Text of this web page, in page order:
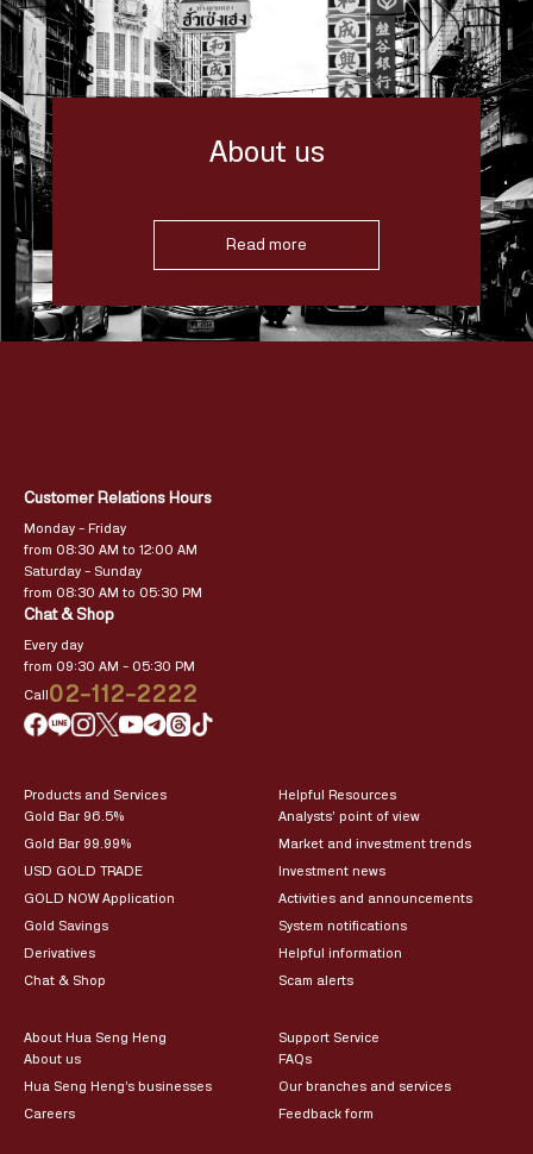
About us
Read more
Customer Relations Hours
Monday – Friday
from 08:30 AM to 12:00 AM
Saturday – Sunday
from 08:30 AM to 05:30 PM
Chat & Shop
Every day
from 09:30 AM – 05:30 PM
Call02-112-2222
Products and Services
Gold Bar 96.5%
Gold Bar 99.99%
USD GOLD TRADE
GOLD NOW Application
Gold Savings
Derivatives
Chat & Shop
Helpful Resources
Analysts’ point of view
Market and investment trends
Investment news
Activities and announcements
System notifications
Helpful information
Scam alerts
About Hua Seng Heng
About us
Hua Seng Heng’s businesses
Careers
Support Service
FAQs
Our branches and services
Feedback form